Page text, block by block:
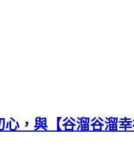
心，與【谷溜谷